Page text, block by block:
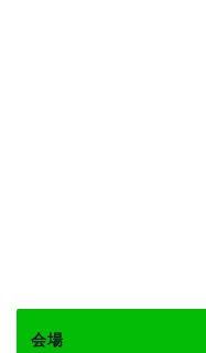
会場